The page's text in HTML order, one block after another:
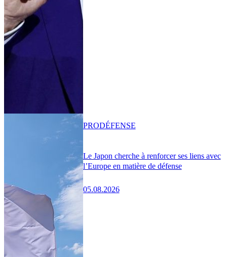
Le Japon cherche à renforcer ses liens avec
l’Europe en matière de défense
05.08.2026
PRODÉFENSE